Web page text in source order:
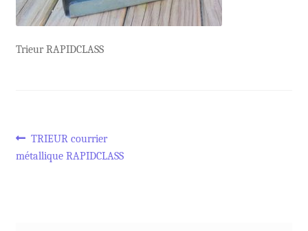
Trieur RAPIDCLASS
Navigation
Article
précédent :
TRIEUR courrier
métallique RAPIDCLASS